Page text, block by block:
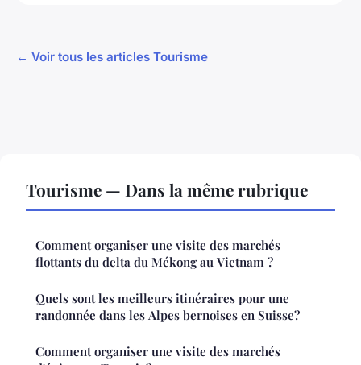
← Voir tous les articles Tourisme
Tourisme — Dans la même rubrique
Comment organiser une visite des marchés
flottants du delta du Mékong au Vietnam ?
Quels sont les meilleurs itinéraires pour une
randonnée dans les Alpes bernoises en Suisse?
Comment organiser une visite des marchés